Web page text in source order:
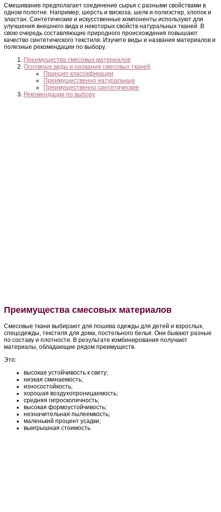
Смешивание предполагает соединение сырья с разными свойствами в
одном полотне. Например, шерсть и вискоза, шелк и полиэстер, хлопок и
эластан. Синтетические и искусственные компоненты используют для
улучшения внешнего вида и некоторых свойств натуральных тканей. В
свою очередь составляющие природного происхождения повышают
качество синтетического текстиля. Изучите виды и названия материалов и
полезные рекомендации по выбору.
Преимущества смесовых материалов
Основные виды и названия смесовых тканей
Принцип классификации
Преимущественно натуральные
Преимущественно синтетические
Рекомендации по выбору
Преимущества смесовых материалов
Смесовые ткани выбирают для пошива одежды для детей и взрослых,
спецодежды, текстиля для дома, постельного белья. Они бывают разные
по составу и плотности. В результате комбинирования получают
материалы, обладающие рядом преимуществ.
Это:
высокая устойчивость к свету;
низкая сминаемость;
износостойкость;
хорошая воздухопроницаемость;
средняя гигроскопичность;
высокая формоустойчивость;
незначительная пылеемкость;
маленький процент усадки;
выигрышная стоимость.